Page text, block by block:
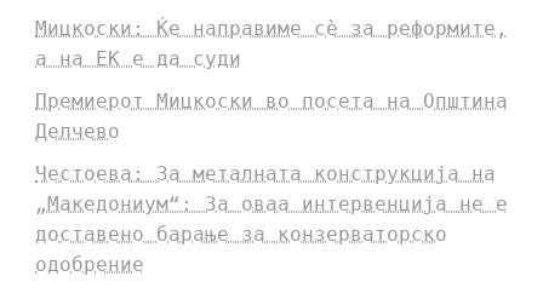
Мицкоски: Ќе направиме сè за реформите,
а на ЕК е да суди
Премиерот Мицкоски во посета на Општина
Делчево
Честоева: За металната конструкција на
„Македониум“: За оваа интервенција не е
доставено барање за конзерваторско
одобрение